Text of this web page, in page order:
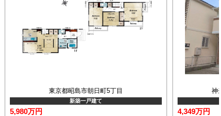
東京都昭島市朝日町5丁目
新築一戸建て
5,980万円
神
4,349万円